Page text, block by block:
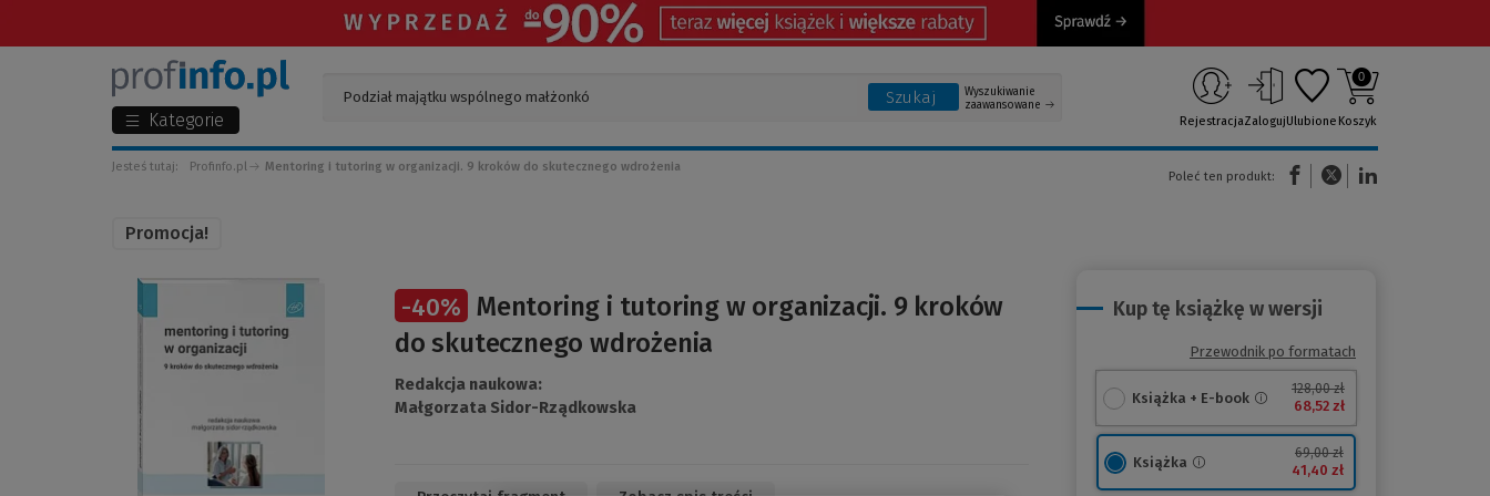
Kategorie
Szukaj
Wyszukiwanie
zaawansowane
RejestracjaZalogujUlubione
0
Koszyk
Jesteś tutaj: Profinfo.pl Mentoring i tutoring w organizacji. 9 kroków do skutecznego wdrożenia
Poleć ten produkt:
(Nowe okno)(Link do innej strony)
Promocja!
-40% Mentoring i tutoring w organizacji. 9 kroków
do skutecznego wdrożenia
Redakcja naukowa:
Małgorzata Sidor-Rządkowska
Kup tę książkę w wersji
Przewodnik po formatach
Książka + E-book
128,00 zł
68,52 zł
Książka
69,00 zł
41,40 zł